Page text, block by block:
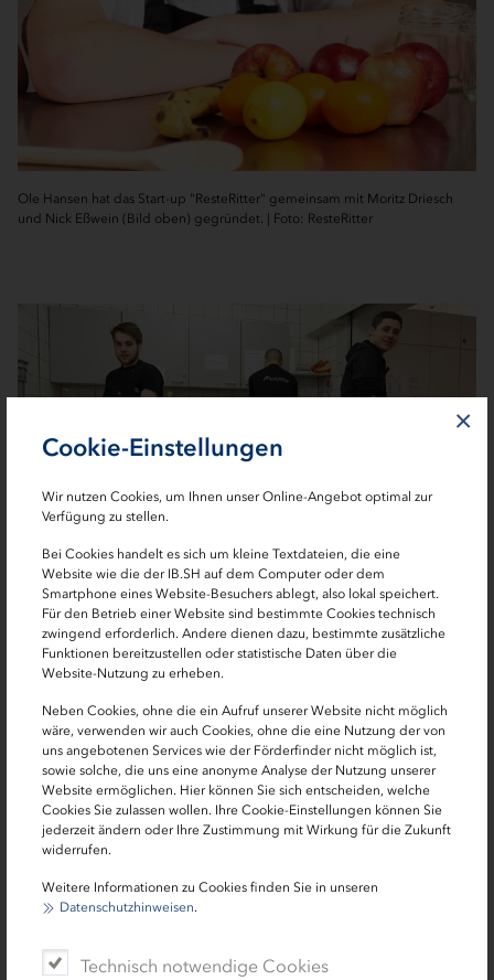
Cookie-Einstellungen
Wir nutzen Cookies, um Ihnen unser Online-Angebot optimal zur
Verfügung zu stellen.
Bei Cookies handelt es sich um kleine Textdateien, die eine
Website wie die der IB.SH auf dem Computer oder dem
Smartphone eines Website-Besuchers ablegt, also lokal speichert.
Für den Betrieb einer Website sind bestimmte Cookies technisch
zwingend erforderlich. Andere dienen dazu, bestimmte zusätzliche
Funktionen bereitzustellen oder statistische Daten über die
Website-Nutzung zu erheben.
Neben Cookies, ohne die ein Aufruf unserer Website nicht möglich
wäre, verwenden wir auch Cookies, ohne die eine Nutzung der von
uns angebotenen Services wie der Förderfinder nicht möglich ist,
sowie solche, die uns eine anonyme Analyse der Nutzung unserer
Website ermöglichen. Hier können Sie sich entscheiden, welche
Cookies Sie zulassen wollen. Ihre Cookie-Einstellungen können Sie
jederzeit ändern oder Ihre Zustimmung mit Wirkung für die Zukunft
widerrufen.
Weitere Informationen zu Cookies finden Sie in unseren
Datenschutzhinweisen.
Technisch notwendige Cookies
×
Ole Hansen hat das Start-up "ResteRitter" gemeinsam mit Moritz Driesch
und Nick Eßwein (Bild oben) gegründet. | Foto: ResteRitter
In ihrer Profiküche stellen die drei Studenten ihre Fruchtaufstriche her. |
Foto: Heidi Krautwald/Hempels
„Bislang haben wir unsere Schnippelpartys auf
Großveranstaltungen wie der Kieler Woche
durchgeführt, aber es kommen auch zunehmend Firmen
und Privatleute auf uns zu. Deshalb feilen wir gerade
daran, wie man das Format auch in kleinerem Rahmen
Langfristig möchten die drei Studenten die ResteRitter
Lebensunterhalt verdienen können. „Ende des Jahres